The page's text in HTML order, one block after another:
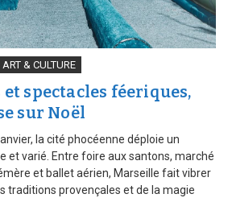
ART & CULTURE
spectacles féeriques,
sur Noël
la cité phocéenne déploie un
et varié. Entre foire aux santons, marché
et ballet aérien, Marseille fait vibrer
traditions provençales et de la magie